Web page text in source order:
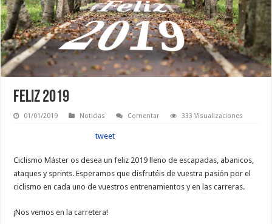
Feliz 2019
01/01/2019 Noticias Comentar 333 Visualizaciones
tweet
Ciclismo Máster os desea un feliz 2019 lleno de escapadas, abanicos,
ataques y sprints. Esperamos que disfrutéis de vuestra pasión por el
ciclismo en cada uno de vuestros entrenamientos y en las carreras.
¡Nos vemos en la carretera!